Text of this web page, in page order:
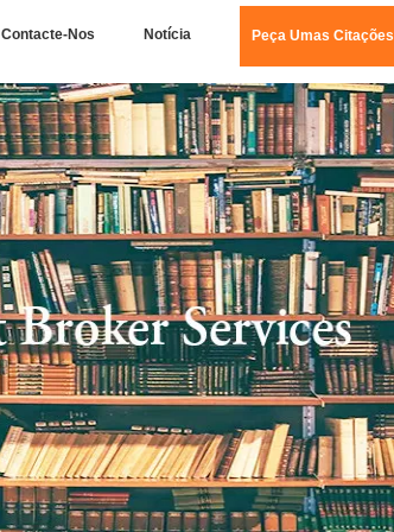
Contacte-Nos Notícia Peça Umas Citações